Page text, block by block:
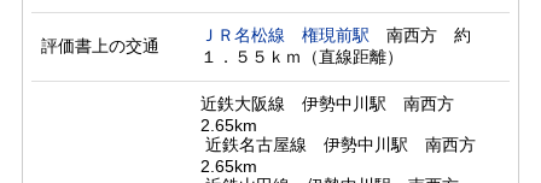
評価書上の交通
ＪＲ名松線 権現前駅 南西方　約
１．５５ｋｍ（直線距離）
近鉄大阪線　伊勢中川駅　南西方
2.65km
2.65km